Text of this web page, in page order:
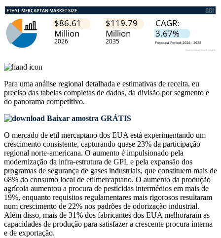
Para uma análise regional detalhada e estimativas de receita, eu
preciso das tabelas completas de dados, da divisão por segmento e
do panorama competitivo.
Baixar amostra GRÁTIS
O mercado de etil mercaptano dos EUA está experimentando um
crescimento consistente, capturando quase 23% da participação
regional norte-americana. O aumento é impulsionado pela
modernização da infra-estrutura de GPL e pela expansão dos
programas de segurança de gases industriais, que constituem mais de
68% do consumo local de etilmercaptano. O aumento da produção
agrícola aumentou a procura de pesticidas intermédios em mais de
19%, enquanto requisitos regulamentares mais rigorosos resultaram
num crescimento de 22% nos padrões de odorização industrial.
Além disso, mais de 31% dos fabricantes dos EUA melhoraram as
capacidades de produção para satisfazer a crescente procura interna
e de exportação.